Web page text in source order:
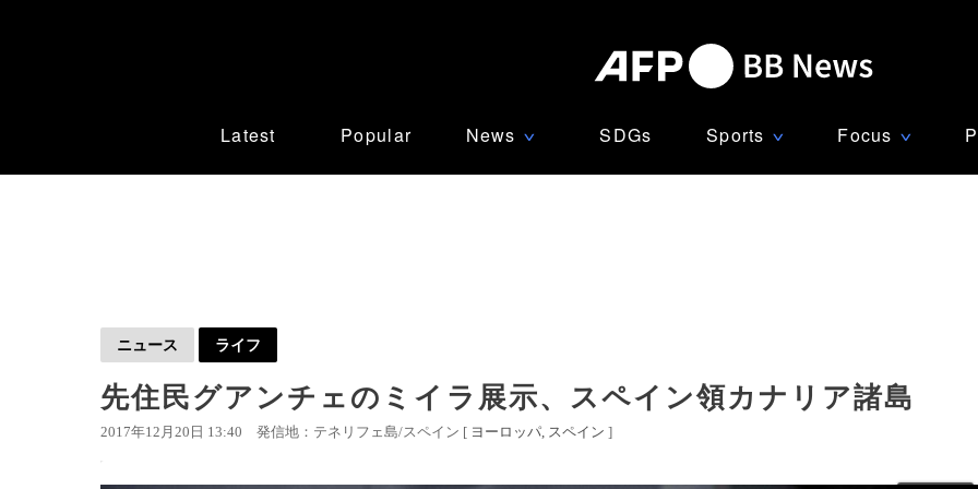
Latest Popular News ∨ SDGs Sports ∨ Focus ∨
ニュース ライフ
先住民グアンチェのミイラ展示、スペイン領カナリア諸島
2017年12月20日 13:40 発信地：テネリフェ島/スペイン [ ヨーロッパ スペイン ]